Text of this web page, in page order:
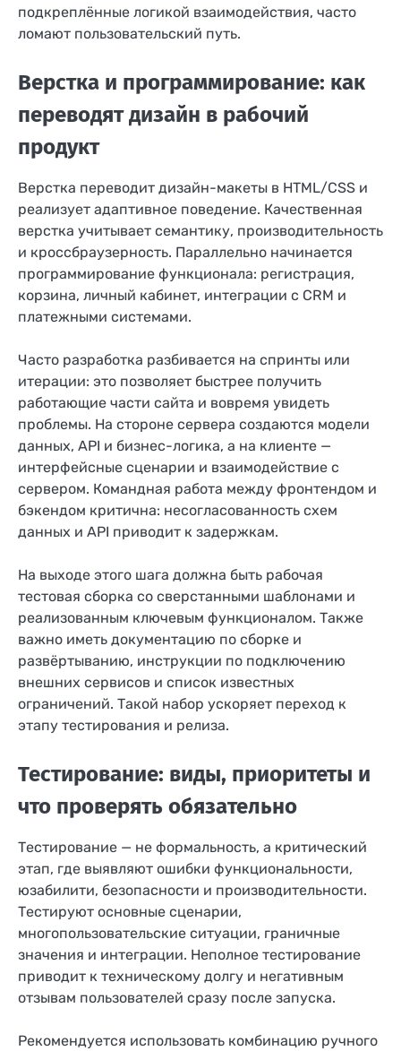
подкреплённые логикой взаимодействия, часто
ломают пользовательский путь.
Верстка и программирование: как
переводят дизайн в рабочий
продукт
Верстка переводит дизайн-макеты в HTML/CSS и
реализует адаптивное поведение. Качественная
верстка учитывает семантику, производительность
и кроссбраузерность. Параллельно начинается
программирование функционала: регистрация,
корзина, личный кабинет, интеграции с CRM и
платежными системами.
Часто разработка разбивается на спринты или
итерации: это позволяет быстрее получить
работающие части сайта и вовремя увидеть
проблемы. На стороне сервера создаются модели
данных, API и бизнес-логика, а на клиенте —
интерфейсные сценарии и взаимодействие с
сервером. Командная работа между фронтендом и
бэкендом критична: несогласованность схем
данных и API приводит к задержкам.
На выходе этого шага должна быть рабочая
тестовая сборка со сверстанными шаблонами и
реализованным ключевым функционалом. Также
важно иметь документацию по сборке и
развёртыванию, инструкции по подключению
внешних сервисов и список известных
ограничений. Такой набор ускоряет переход к
этапу тестирования и релиза.
Тестирование: виды, приоритеты и
что проверять обязательно
Тестирование — не формальность, а критический
этап, где выявляют ошибки функциональности,
юзабилити, безопасности и производительности.
Тестируют основные сценарии,
многопользовательские ситуации, граничные
значения и интеграции. Неполное тестирование
приводит к техническому долгу и негативным
отзывам пользователей сразу после запуска.
Рекомендуется использовать комбинацию ручного